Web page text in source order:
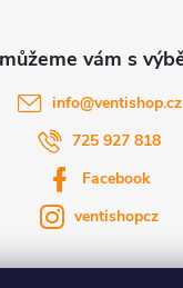
info@ventishop.cz
725 927 818
Facebook
ventishopcz